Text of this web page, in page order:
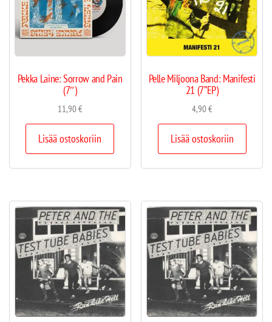
Pekka Laine: Sorrow and Pain
(7″)
11,90€
Lisää ostoskoriin
Pelle Miljoona Band: Manifesti
21 (7”EP)
4,90€
Lisää ostoskoriin